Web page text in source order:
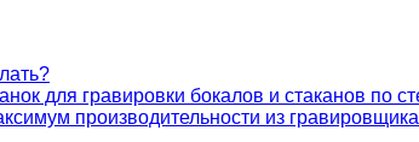
производительности из